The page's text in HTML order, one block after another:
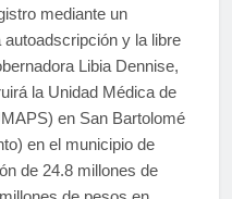
mediante un
y la libre
Libia Dennise,
la Unidad Médica de
en San Bartolomé
en el municipio de
de 24.8 millones de